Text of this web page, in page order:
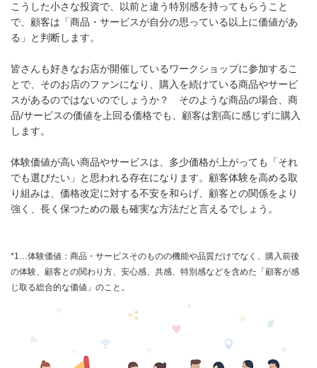
こうした小さな投資で、以前と違う特別感を持ってもらうこと
で、顧客は「商品・サービスが自分の思っている以上に価値があ
る」と判断します。
皆さんも好きなお店が開催しているワークショップに参加するこ
とで、そのお店のファンになり、購入を続けている商品やサービ
スがあるのではないのでしょうか？ そのような商品の場合、商
品/サービスの価値を上回る価格でも、顧客は割高に感じずに購入
します。
体験価値が高い商品やサービスは、多少価格が上がっても「それ
でも選びたい」と思われる存在になります。顧客体験を高める取
り組みは、価格改定に対する不安を和らげ、顧客との関係をより
強く、長く保つための最も確実な方法だと言えるでしょう。
*1…体験価値：商品・サービスそのものの機能や品質だけでなく、購入前後
の体験、顧客との関わり方、安心感、共感、特別感などを含めた「顧客が感
じ取る総合的な価値」のこと。